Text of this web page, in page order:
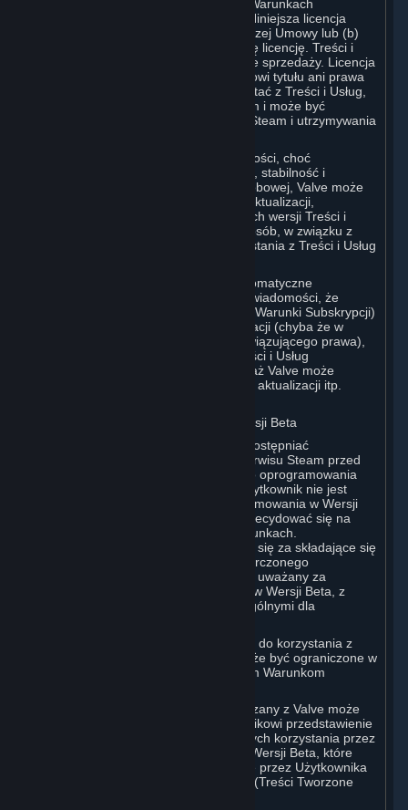
dozwolone w niniejszej Umowie lub w Warunkach
Subskrypcji mających zastosowanie). Niniejsza licencja
wygasa z chwilą (a) rozwiązania niniejszej Umowy lub (b)
zakończenia Subskrypcji obejmującej tę licencję. Treści i
Usługi stanowią przedmiot licencji, a nie sprzedaży. Licencja
Użytkownika nie przyznaje Użytkownikowi tytułu ani prawa
własności do Treści i Usług. Aby korzystać z Treści i Usług,
Użytkownik musi posiadać Konto Steam i może być
zobowiązany do uruchomienia klienta Steam i utrzymywania
Z powodów obejmujących w szczególności, choć
niewyłącznie, bezpieczeństwo systemu, stabilność i
interoperacyjność w trybie gry wieloosobowej, Valve może
potrzebować dokonać automatycznej aktualizacji,
wstępnego pobrania, utworzenia nowych wersji Treści i
Usług lub udoskonalenia ich w inny sposób, w związku z
czym wymagania systemowe do korzystania z Treści i Usług
Użytkownik wyraża zgodę na takie automatyczne
aktualizacje. Użytkownik przyjmuje do wiadomości, że
niniejsza Umowa (w tym obowiązujące Warunki Subskrypcji)
nie uprawnia go do przyszłych aktualizacji (chyba że w
zakresie wymaganym przepisami obowiązującego prawa),
nowych wersji lub innych ulepszeń Treści i Usług
związanych z daną Subskrypcją, chociaż Valve może
zdecydować się na dostarczanie takich aktualizacji itp.
B. Licencja na Oprogramowanie w Wersji Beta
Valve może w dowolnym momencie udostępniać
oprogramowanie za pośrednictwem serwisu Steam przed
publiczną premierą komercyjną takiego oprogramowania
(„Oprogramowanie w Wersji Beta”). Użytkownik nie jest
zobowiązany do korzystania z Oprogramowania w Wersji
Beta, ale jeśli Valve je oferuje, może zdecydować się na
korzystanie z niego na poniższych warunkach.
Oprogramowanie w Wersji Beta uznaje się za składające się
z Treści i Usług, a każdy element dostarczonego
Oprogramowania w Wersji Beta będzie uważany za
Subskrypcję takiego Oprogramowania w Wersji Beta, z
następującymi postanowieniami szczególnymi dla
Przysługujące Użytkownikowi prawo do korzystania z
Oprogramowania w Wersji Beta może być ograniczone w
czasie i może podlegać dodatkowym Warunkom
Valve lub jakikolwiek podmiot powiązany z Valve może
zwrócić się o lub nakazać Użytkownikowi przedstawienie
sugestii, opinii lub danych dotyczących korzystania przez
Użytkownika z Oprogramowania w Wersji Beta, które
będą uznawane za Treści Tworzone przez Użytkownika
zgodnie z postanowieniami sekcji 6 (Treści Tworzone